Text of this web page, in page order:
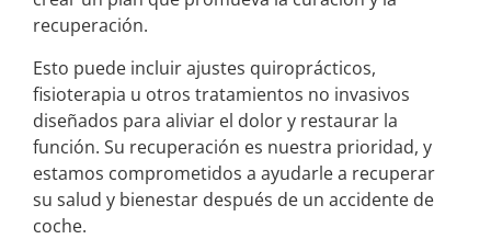
recuperación.
Esto puede incluir ajustes quiroprácticos,
fisioterapia u otros tratamientos no invasivos
diseñados para aliviar el dolor y restaurar la
función. Su recuperación es nuestra prioridad, y
estamos comprometidos a ayudarle a recuperar
su salud y bienestar después de un accidente de
coche.